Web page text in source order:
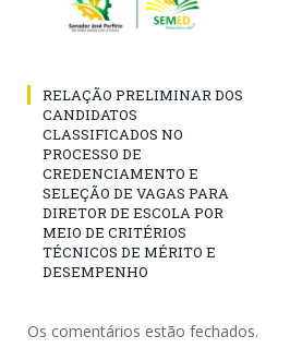
RELAÇÃO PRELIMINAR DOS
CANDIDATOS
CLASSIFICADOS NO
PROCESSO DE
CREDENCIAMENTO E
SELEÇÃO DE VAGAS PARA
DIRETOR DE ESCOLA POR
MEIO DE CRITÉRIOS
TÉCNICOS DE MÉRITO E
DESEMPENHO
Os comentários estão fechados.